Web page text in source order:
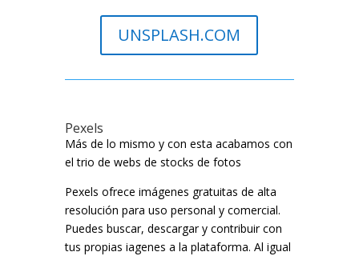
UNSPLASH.COM
Pexels
Más de lo mismo y con esta acabamos con
el trio de webs de stocks de fotos
Pexels ofrece imágenes gratuitas de alta
resolución para uso personal y comercial.
Puedes buscar, descargar y contribuir con
tus propias iagenes a la plataforma. Al igual